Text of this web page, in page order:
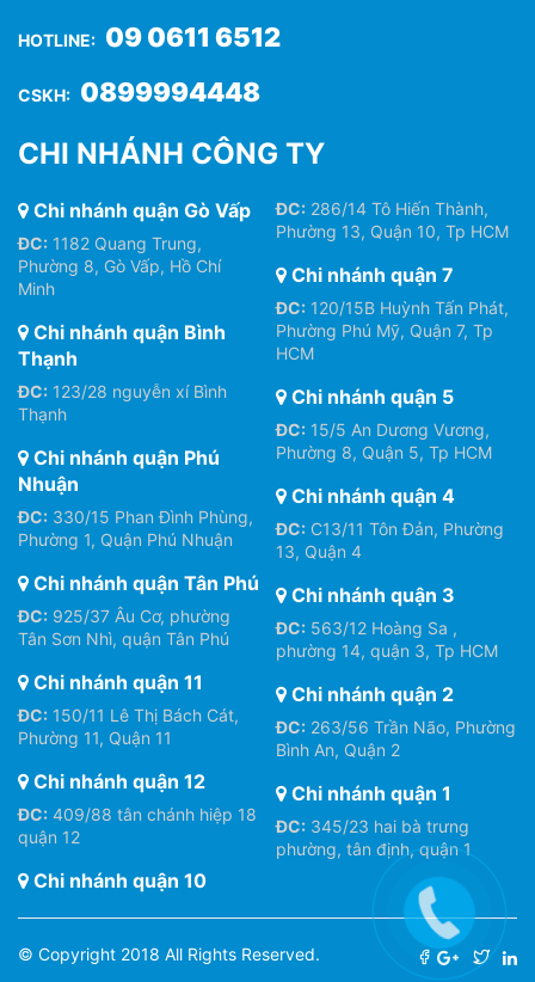
HOTLINE: 09 0611 6512
CSKH: 0899994448
CHI NHÁNH CÔNG TY
Chi nhánh quận Gò Vấp
ĐC: 1182 Quang Trung,
Phường 8, Gò Vấp, Hồ Chí
Minh
Chi nhánh quận Bình
Thạnh
ĐC: 123/28 nguyễn xí Bình
Thạnh
Chi nhánh quận Phú
Nhuận
ĐC: 330/15 Phan Đình Phùng,
Phường 1, Quận Phú Nhuận
Chi nhánh quận Tân Phú
ĐC: 925/37 Âu Cơ, phường
Tân Sơn Nhì, quận Tân Phú
Chi nhánh quận 11
ĐC: 150/11 Lê Thị Bách Cát,
Phường 11, Quận 11
Chi nhánh quận 12
ĐC: 409/88 tân chánh hiệp 18
quận 12
Chi nhánh quận 10
ĐC: 286/14 Tô Hiến Thành,
Phường 13, Quận 10, Tp HCM
Chi nhánh quận 7
ĐC: 120/15B Huỳnh Tấn Phát,
Phường Phú Mỹ, Quận 7, Tp
HCM
Chi nhánh quận 5
ĐC: 15/5 An Dương Vương,
Phường 8, Quận 5, Tp HCM
Chi nhánh quận 4
ĐC: C13/11 Tôn Đản, Phường
13, Quận 4
Chi nhánh quận 3
ĐC: 563/12 Hoàng Sa ,
phường 14, quận 3, Tp HCM
Chi nhánh quận 2
ĐC: 263/56 Trần Não, Phường
Bình An, Quận 2
Chi nhánh quận 1
ĐC: 345/23 hai bà trưng
phường, tân định, quận 1
© Copyright 2018 All Rights Reserved.